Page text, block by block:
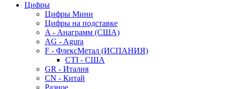
Цифры
Цифры Мини
Цифры на подставке
A - Анаграмм (США)
AG - Agura
F - ФлексМетал (ИСПАНИЯ)
CTI - США
GR - Италия
CN - Китай
Разное